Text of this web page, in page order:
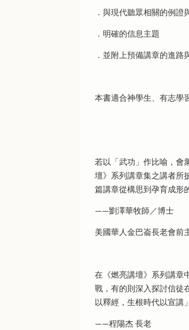
．與現代聽眾相關的例證
．明確的信息主題
．並附上預備講章的進路
本書適合神學生、有志學
若以「武功」作比喻，會
壇》系列講章集之講者所
篇講章從構思到孕育成形
——劉澤華牧師／博士
美國華人金巴崙長老會前
在《燃亮講壇》系列講章
戰，有的則深入探討信徒
以釋經，生根時代以宣講
——程陽杰 長老